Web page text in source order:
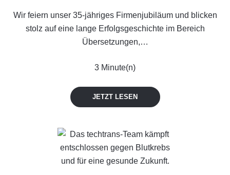
Wir feiern unser 35-jähriges Firmenjubiläum und blicken
stolz auf eine lange Erfolgsgeschichte im Bereich
Übersetzungen,…
3 Minute(n)
JETZT LESEN